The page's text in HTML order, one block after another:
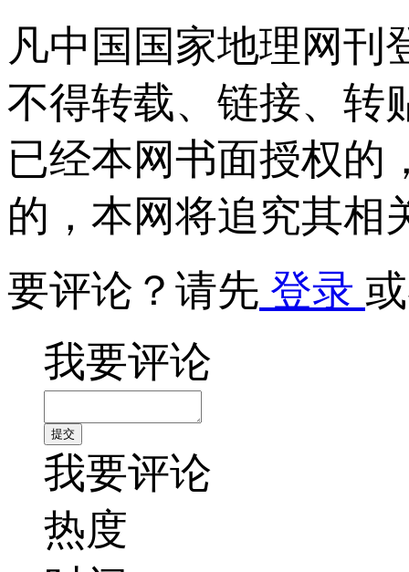
凡中国国家地理网刊
不得转载、链接、转
已经本网书面授权的
的，本网将追究其相
要评论？请先 登录
我要评论
我要评论
热度